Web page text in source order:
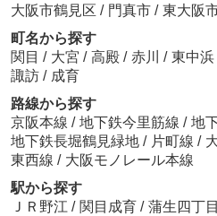
大阪市鶴見区 / 門真市 / 東大阪
町名から探す
関目 / 大宮 / 高殿 / 赤川 / 東中浜
諏訪 / 成育
路線から探す
京阪本線 / 地下鉄今里筋線 / 地
地下鉄長堀鶴見緑地 / 片町線 /
東西線 / 大阪モノレール本線
駅から探す
ＪＲ野江 / 関目成育 / 蒲生四丁目